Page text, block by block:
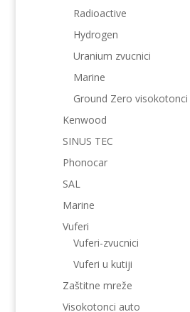
Radioactive
Hydrogen
Uranium zvucnici
Marine
Ground Zero visokotonci
Kenwood
SINUS TEC
Phonocar
SAL
Marine
Vuferi
Vuferi-zvucnici
Vuferi u kutiji
Zaštitne mreže
Visokotonci auto